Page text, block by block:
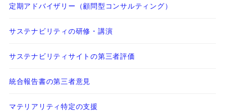
定期アドバイザリー（顧問型コンサルティング）
サステナビリティの研修・講演
サステナビリティサイトの第三者評価
統合報告書の第三者意見
マテリアリティ特定の支援